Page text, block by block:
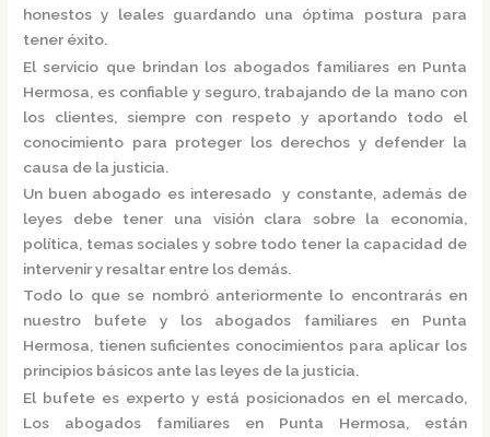
honestos y leales guardando una óptima postura para
tener éxito.
El servicio que brindan los abogados familiares en Punta
Hermosa, es confiable y seguro, trabajando de la mano con
los clientes, siempre con respeto y aportando todo el
conocimiento para proteger los derechos y defender la
causa de la justicia.
Un buen abogado es interesado y constante, además de
leyes debe tener una visión clara sobre la economía,
política, temas sociales y sobre todo tener la capacidad de
intervenir y resaltar entre los demás.
Todo lo que se nombró anteriormente lo encontrarás en
nuestro bufete y los abogados familiares en Punta
Hermosa, tienen suficientes conocimientos para aplicar los
principios básicos ante las leyes de la justicia.
El bufete es experto y está posicionados en el mercado,
Los abogados familiares en Punta Hermosa, están